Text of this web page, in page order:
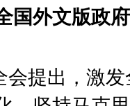
国外文版政
提出，激发